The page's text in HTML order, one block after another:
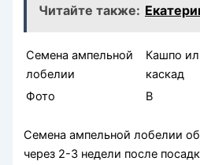
Читайте также:
Семена ампельной
лобелии
Кашпо
каскад
Фото В
Семена ампельной лобелии
через 2-3 недели после